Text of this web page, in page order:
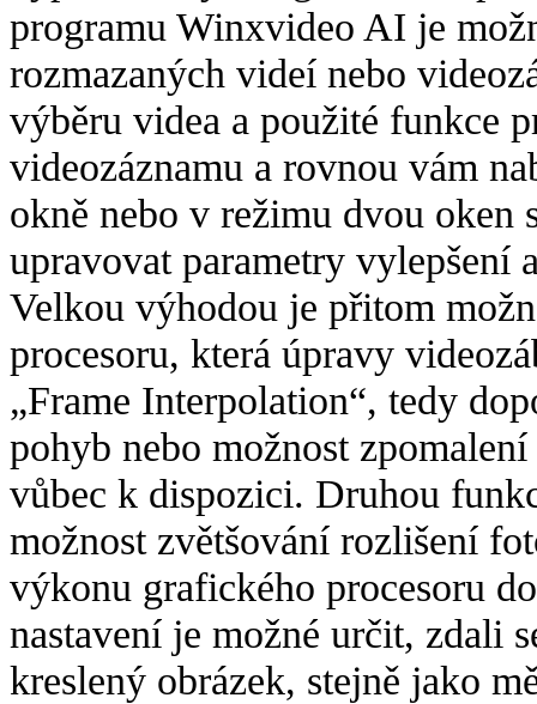
programu Winxvideo AI je
rozmazaných videí nebo
výběru videa a použité funkce
videozáznamu a rovnou vám
okně nebo v režimu dvou oken
upravovat parametry vylepšení
Velkou výhodou je přitom
procesoru, která úpravy
„Frame Interpolation“, tedy
pohyb nebo možnost
vůbec k dispozici. Druhou
možnost zvětšování rozlišení
výkonu grafického procesoru
nastavení je možné určit, zdali
kreslený obrázek, stejně jako